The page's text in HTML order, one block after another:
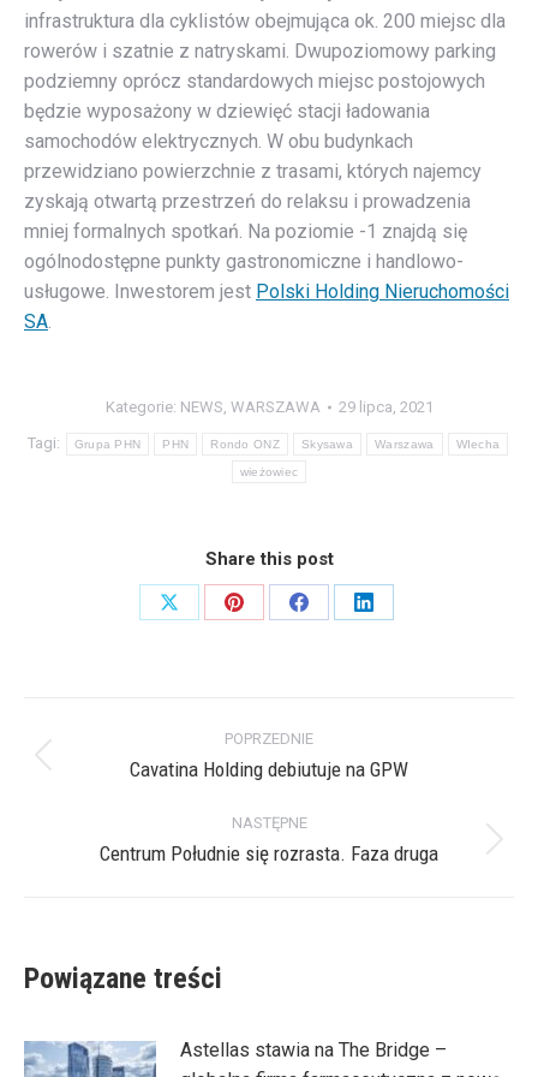
infrastruktura dla cyklistów obejmująca ok. 200 miejsc dla
rowerów i szatnie z natryskami. Dwupoziomowy parking
podziemny oprócz standardowych miejsc postojowych
będzie wyposażony w dziewięć stacji ładowania
samochodów elektrycznych. W obu budynkach
przewidziano powierzchnie z trasami, których najemcy
zyskają otwartą przestrzeń do relaksu i prowadzenia
mniej formalnych spotkań. Na poziomie -1 znajdą się
ogólnodostępne punkty gastronomiczne i handlowo-
usługowe. Inwestorem jest Polski Holding Nieruchomości
SA.
Kategorie: NEWS WARSZAWA 29 lipca, 2021
Tagi: Grupa PHN PHN Rondo ONZ Skysawa Warszawa WIecha
wieżowiec
Share this post
Share
Share
Share
Share
wpisów
POPRZEDNIE
Poprzedni
Cavatina Holding debiutuje na GPW
NASTĘPNE
Następny
Centrum Południe się rozrasta. Faza druga
Powiązane treści
Astellas stawia na The Bridge –